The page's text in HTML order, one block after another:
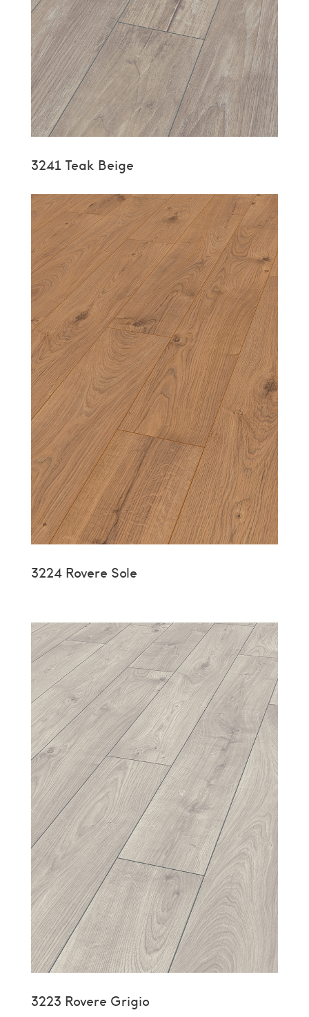
3241 Teak Beige
3224 Rovere Sole
3223 Rovere Grigio